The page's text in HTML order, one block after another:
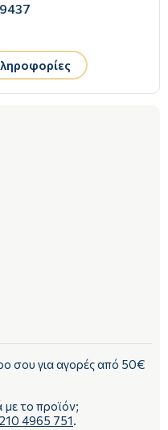
σου για αγορές από 50€
με το προϊόν;
210 4965 751.